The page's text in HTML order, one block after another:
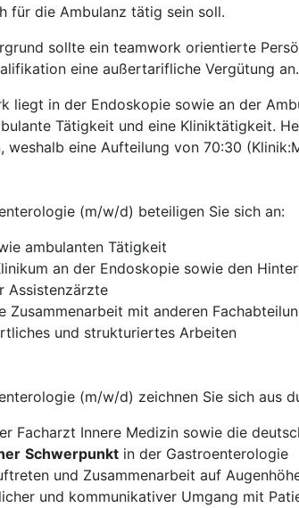
für die Ambulanz tätig sein soll.
sollte ein teamwork orientierte
eine außertarifliche Vergütung an.
liegt in der Endoskopie sowie an der
Tätigkeit und eine Kliniktätigkeit.
weshalb eine Aufteilung von 70:30
(m/w/d) beteiligen Sie sich an:
ambulanten Tätigkeit
an der Endoskopie sowie den
Assistenzärzte
Zusammenarbeit mit anderen
und strukturiertes Arbeiten
(m/w/d) zeichnen Sie sich aus
Facharzt Innere Medizin sowie die
Schwerpunkt in der Gastroenterologie
und Zusammenarbeit auf
und kommunikativer Umgang mit